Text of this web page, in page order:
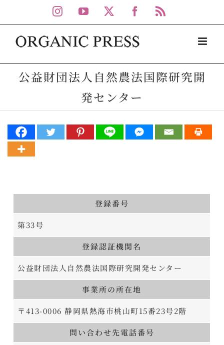
to
content
Instagram
YouTube Facebook
公益財団法人自然農法国際研究開
発センター
登録番号
第33号
登録認証機関名
公益財団法人自然農法国際研究開発センター
事業所の所在地
〒413-0006 静岡県熱海市桃山町15番23号2階
問い合わせ先電話番号